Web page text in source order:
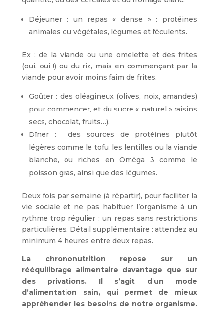
Déjeuner : un repas « dense » : protéines
animales ou végétales, légumes et féculents.
Ex : de la viande ou une omelette et des frites
(oui, oui !) ou du riz, mais en commençant par la
viande pour avoir moins faim de frites.
Goûter : des oléagineux (olives, noix, amandes)
pour commencer, et du sucre « naturel » raisins
secs, chocolat, fruits…).
Dîner : des sources de protéines plutôt
légères comme le tofu, les lentilles ou la viande
blanche, ou riches en Oméga 3 comme le
poisson gras, ainsi que des légumes.
Deux fois par semaine (à répartir), pour faciliter la
vie sociale et ne pas habituer l’organisme à un
rythme trop régulier : un repas sans restrictions
particulières. Détail supplémentaire : attendez au
minimum 4 heures entre deux repas.
La chrononutrition repose sur un
rééquilibrage alimentaire davantage que sur
des privations. Il s’agit d’un mode
d’alimentation sain, qui permet de mieux
appréhender les besoins de notre organisme.